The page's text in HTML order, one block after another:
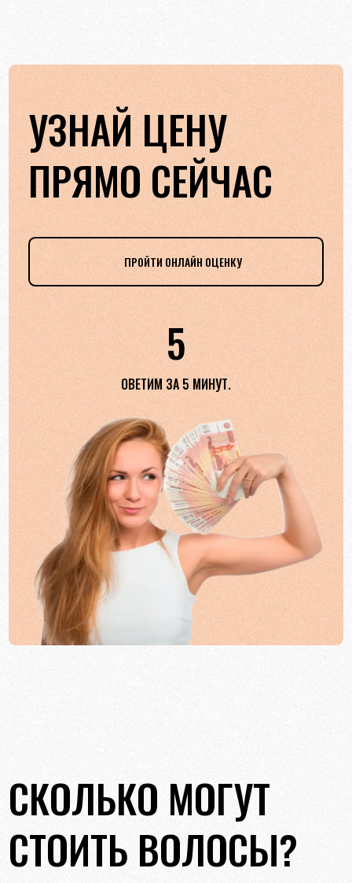
УЗНАЙ ЦЕНУ
ПРЯМО СЕЙЧАС
ПРОЙТИ ОНЛАЙН ОЦЕНКУ
5
ОВЕТИМ ЗА 5 МИНУТ.
СКОЛЬКО МОГУТ
СТОИТЬ ВОЛОСЫ?